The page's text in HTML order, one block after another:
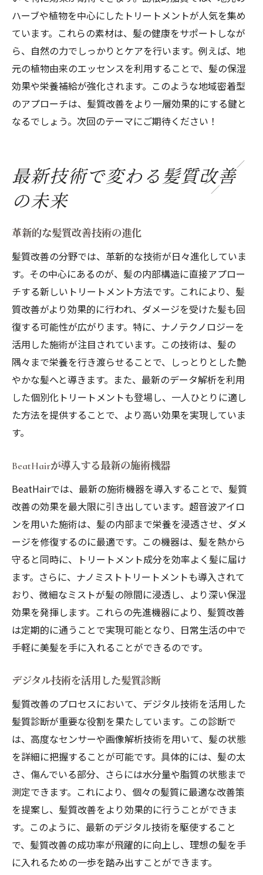
ハーブや植物を中心にしたトリートメントが人気を集め
ています。これらの素材は、髪の健康をサポートしなが
ら、自然の力でしっかりとケアを行います。例えば、地
元の植物由来のエッセンスを利用することで、髪の保湿
効果や栄養補給が強化されます。このような地域密着型
のアプローチは、髪質改善をより一層効果的にする鍵と
なるでしょう。次回のテーマにご期待ください！
最新技術で変わる髪質改善
の未来
革新的な髪質改善技術の進化
髪質改善の分野では、革新的な技術が日々進化していま
す。その中心にあるのが、髪の内部構造に直接アプロー
チする新しいトリートメント方法です。これにより、髪
質改善がより効果的に行われ、ダメージを受けた髪も回
復する可能性が広がります。特に、ナノテクノロジーを
活用した施術が注目されています。この技術は、髪の
隅々まで栄養を行き渡らせることで、しっとりとした艶
やかな髪へと導きます。また、最新のデータ解析を利用
した個別化トリートメントも登場し、一人ひとりに適し
た方法を提供することで、より高い効果を実現していま
す。
BeatHairが導入する最新の施術機器
BeatHairでは、最新の施術機器を導入することで、髪質
改善の効果を最大限に引き出しています。超音波アイロ
ンを用いた施術は、髪の内部まで栄養を浸透させ、ダメ
ージを修復するのに最適です。この機器は、髪を熱から
守ると同時に、トリートメント成分を効率よく髪に届け
ます。さらに、ナノミストトリートメントも導入されて
おり、微細なミストが髪の隙間に浸透し、より深い保湿
効果を発揮します。これらの先進機器により、髪質改善
は定期的に通うことで実現可能となり、日常生活の中で
手軽に美髪を手に入れることができるのです。
デジタル技術を活用した髪質診断
髪質改善のプロセスにおいて、デジタル技術を活用した
髪質診断が重要な役割を果たしています。この診断で
は、高度なセンサーや画像解析技術を用いて、髪の状態
を詳細に把握することが可能です。具体的には、髪の太
さ、傷んでいる部分、さらには水分量や脂質の状態まで
測定できます。これにより、個々の髪質に最適な改善策
を提案し、髪質改善をより効果的に行うことができま
す。このように、最新のデジタル技術を駆使すること
で、髪質改善の成功率が飛躍的に向上し、理想の髪を手
に入れるための一歩を踏み出すことができます。